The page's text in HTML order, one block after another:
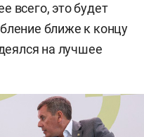
всего, это будет
ближе к концу
на лучшее